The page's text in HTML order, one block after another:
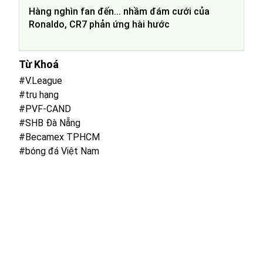
Hàng nghìn fan đến... nhầm đám cưới của
Ronaldo, CR7 phản ứng hài hước
Từ Khoá
#V.League
#trụ hạng
#PVF-CAND
#SHB Đà Nẵng
#Becamex TPHCM
#bóng đá Việt Nam